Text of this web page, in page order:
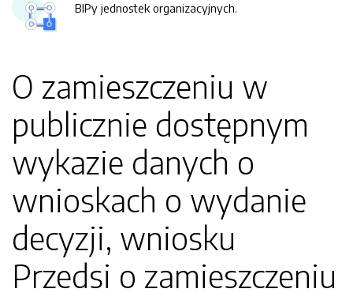
BIPy jednostek organizacyjnych.
O zamieszczeniu w
publicznie dostępnym
wykazie danych o
wnioskach o wydanie
decyzji, wniosku
Przedsi o zamieszczeniu